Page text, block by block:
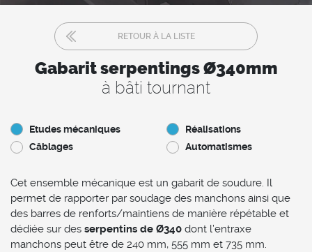
RETOUR À LA LISTE
Gabarit serpentings Ø340mm
à bâti tournant
Etudes mécaniques
Réalisations
Câblages
Automatismes
Cet ensemble mécanique est un gabarit de soudure. Il
permet de rapporter par soudage des manchons ainsi que
des barres de renforts/maintiens de manière répétable et
dédiée sur des serpentins de Ø340 dont l’entraxe
manchons peut être de 240 mm, 555 mm et 735 mm.